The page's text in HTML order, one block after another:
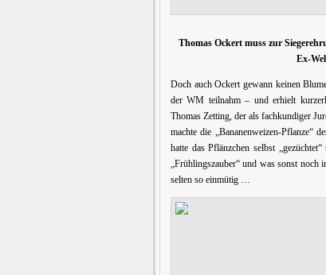
Thomas Ockert muss zur
Ex-
Doch auch Ockert gewann keinen
der WM teilnahm – und erhielt
Thomas Zetting, der als fachkundiger
machte die „Bananenweizen-Pflanze“
hatte das Pflänzchen selbst
„Frühlingszauber“ und was sonst noch
selten so einmütig …